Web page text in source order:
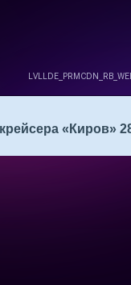
«Киров»